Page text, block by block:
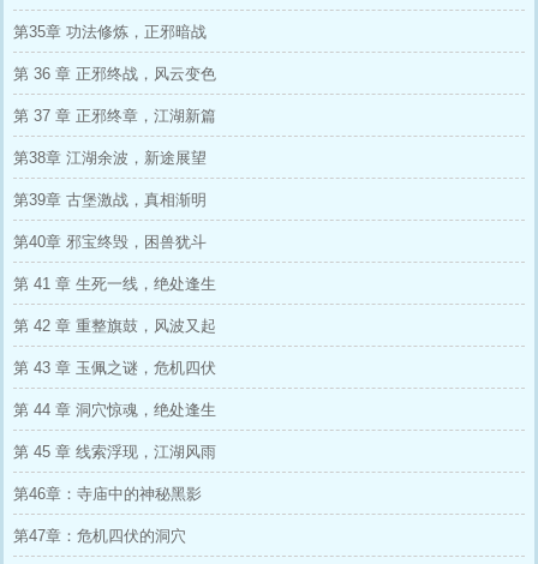
第35章 功法修炼，正邪暗战
第 36 章 正邪终战，风云变色
第 37 章 正邪终章，江湖新篇
第38章 江湖余波，新途展望
第39章 古堡激战，真相渐明
第40章 邪宝终毁，困兽犹斗
第 41 章 生死一线，绝处逢生
第 42 章 重整旗鼓，风波又起
第 43 章 玉佩之谜，危机四伏
第 44 章 洞穴惊魂，绝处逢生
第 45 章 线索浮现，江湖风雨
第46章：寺庙中的神秘黑影
第47章：危机四伏的洞穴